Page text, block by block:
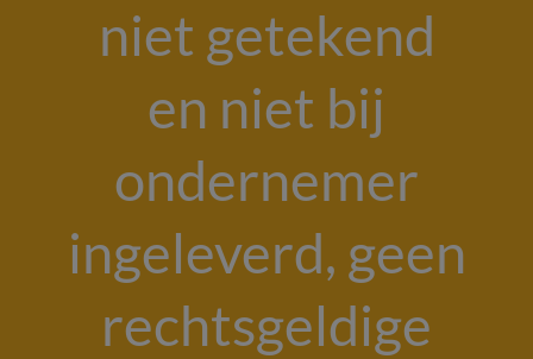
niet getekend
en niet bij
ondernemer
ingeleverd, geen
rechtsgeldige